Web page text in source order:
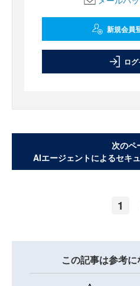
新規会員
ロ
次のペ
AIエージェントによるセキ
1
この記事は参考